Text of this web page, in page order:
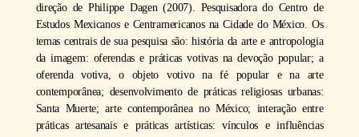
direção de Philippe Dagen (2007). Pesquisadora do Centro de
Estudos Mexicanos e Centramericanos na Cidade do México. Os
temas centrais de sua pesquisa são: história da arte e antropologia
da imagem: oferendas e práticas votivas na devoção popular; a
oferenda votiva, o objeto votivo na fé popular e na arte
contemporânea; desenvolvimento de práticas religiosas urbanas:
Santa Muerte; arte contemporânea no México; interação entre
práticas artesanais e práticas artísticas: vínculos e influências